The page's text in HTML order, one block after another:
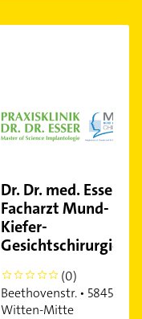
Dr. Dr. med. Esser
Facharzt Mund-
Kiefer-
Gesichtschirurgie
0
(0)
Beethovenstr. • 58452
Witten-Mitte